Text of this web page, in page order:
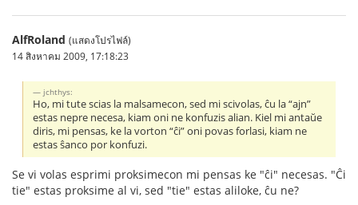
AlfRoland (แสดงโปรไฟล์)
14 สิงหาคม 2009, 17:18:23
jchthys:
Ho, mi tute scias la malsamecon, sed mi scivolas, ĉu la “ajn”
estas nepre necesa, kiam oni ne konfuzis alian. Kiel mi antaŭe
diris, mi pensas, ke la vorton “ĉi” oni povas forlasi, kiam ne
estas ŝanco por konfuzi.
Se vi volas esprimi proksimecon mi pensas ke "ĉi" necesas. "Ĉi
tie" estas proksime al vi, sed "tie" estas aliloke, ĉu ne?